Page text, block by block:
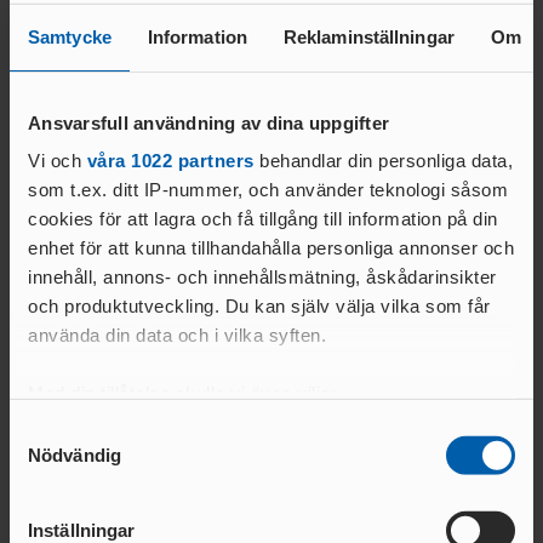
Samtycke Information Reklaminställningar Om
Ansvarsfull användning av dina uppgifter
Vi och våra 1022 partners behandlar din personliga data,
som t.ex. ditt IP-nummer, och använder teknologi såsom
cookies för att lagra och få tillgång till information på din
enhet för att kunna tillhandahålla personliga annonser och
innehåll, annons- och innehållsmätning, åskådarinsikter
och produktutveckling. Du kan själv välja vilka som får
använda din data och i vilka syften.
som kan ha en noggrannhet på upp till flera meter
Nödvändig
Inställningar
Svenska Friidrottförbundet arrangerar en rad olika Svenska
mästerskap. I Friidrotts-SM både inom- och utomhus möts den
svenska eliten i ett mästerskap som arrangeras på olika platser och
Mästerskap i terräng, landsvägslöpning och ultralöpning. Svenska
Friidrottförbundet utser medarrangörer, föreningar och kommuner,
på olika orter till dessa mästerskap. 2022 arrangeras bl a Friidrotts-
Friidrotts- SM sänds i SVT och har höga tittarsiffror. 2020 sändes